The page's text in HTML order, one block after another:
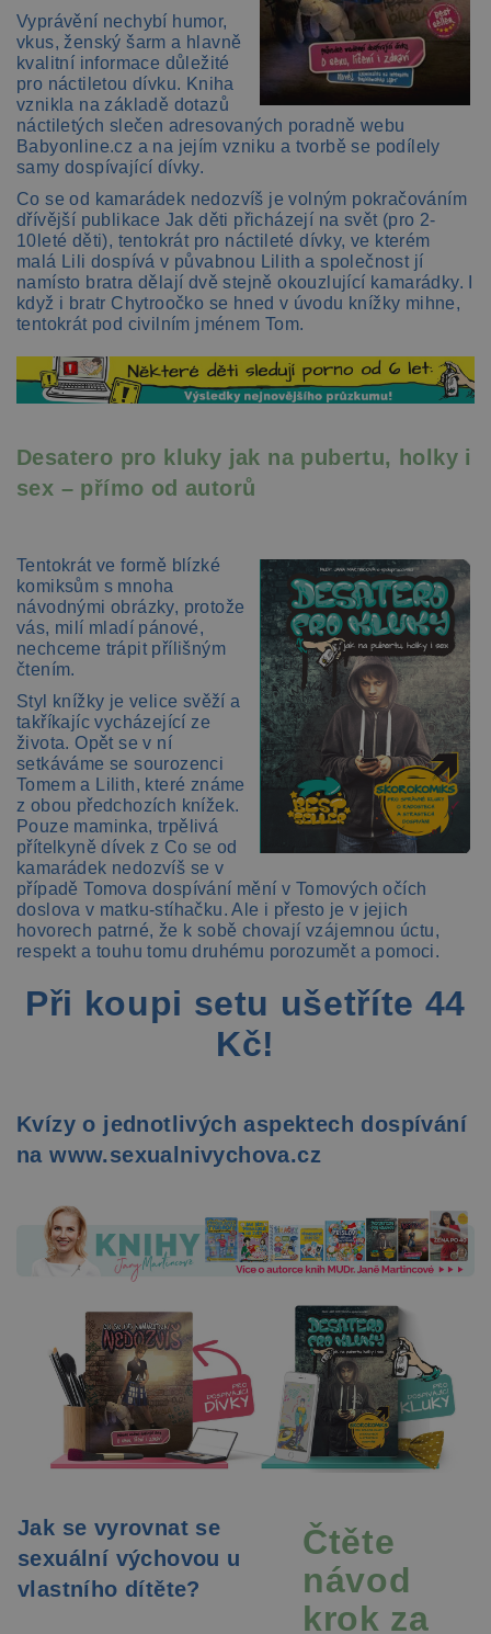
Vyprávění nechybí humor,
vkus, ženský šarm a hlavně
kvalitní informace důležité
pro náctiletou dívku. Kniha
vznikla na základě dotazů
náctiletých slečen adresovaných poradně webu
Babyonline.cz a na jejím vzniku a tvorbě se podílely
samy dospívající dívky.
Co se od kamarádek nedozvíš je volným pokračováním
dřívější publikace Jak děti přicházejí na svět (pro 2-
10leté děti), tentokrát pro náctileté dívky, ve kterém
malá Lili dospívá v půvabnou Lilith a společnost jí
namísto bratra dělají dvě stejně okouzlující kamarádky. I
když i bratr Chytroočko se hned v úvodu knížky mihne,
tentokrát pod civilním jménem Tom.
Desatero pro kluky jak na pubertu, holky i
sex – přímo od autorů
Tentokrát ve formě blízké
komiksům s mnoha
návodnými obrázky, protože
vás, milí mladí pánové,
nechceme trápit přílišným
čtením.
Styl knížky je velice svěží a
takříkajíc vycházející ze
života. Opět se v ní
setkáváme se sourozenci
Tomem a Lilith, které známe
z obou předchozích knížek.
Pouze maminka, trpělivá
přítelkyně dívek z Co se od
kamarádek nedozvíš se v
případě Tomova dospívání mění v Tomových očích
doslova v matku-stíhačku. Ale i přesto je v jejich
hovorech patrné, že k sobě chovají vzájemnou úctu,
respekt a touhu tomu druhému porozumět a pomoci.
Při koupi setu ušetříte 44
Kč!
​​​​​​​​​​​​Kvízy o jednotlivých aspektech dospívání
na www.sexualnivychova.cz
Jak se vyrovnat se
sexuální výchovou u
vlastního dítěte?
Čtěte
návod
krok za